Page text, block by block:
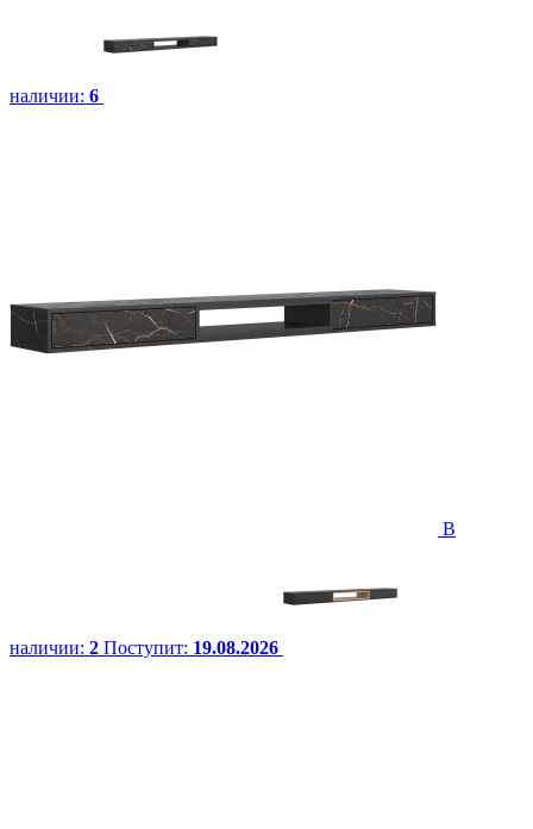
наличии: 6
В
наличии: 2 Поступит: 19.08.2026